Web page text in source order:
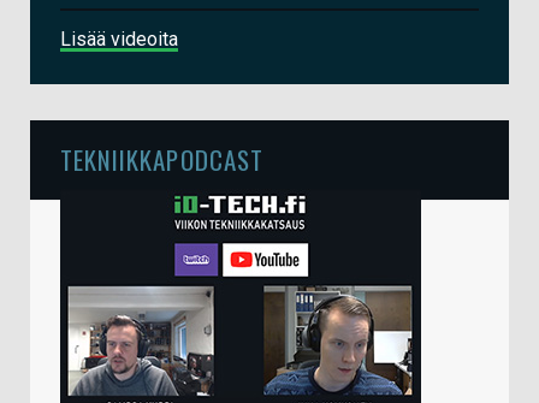
Lisää videoita
TEKNIIKKAPODCAST